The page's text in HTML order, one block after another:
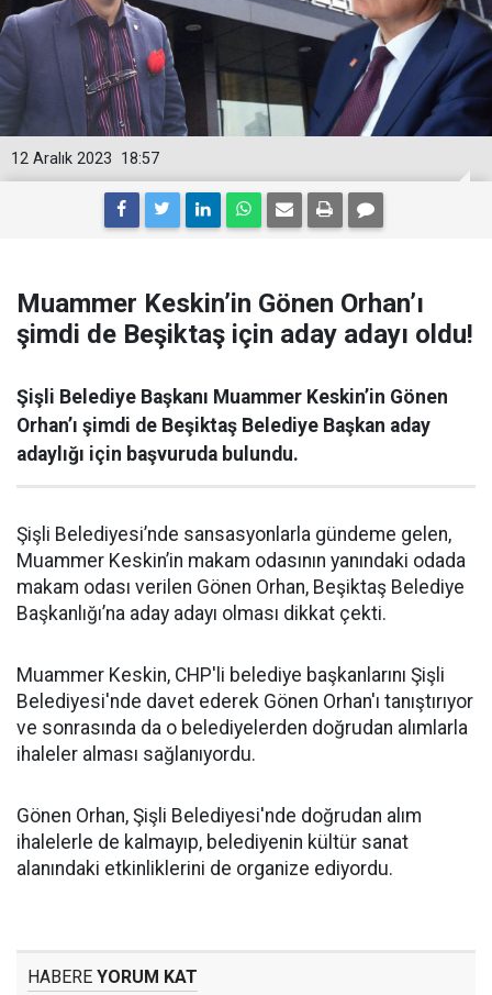
18:57
12 Aralık 2023
Muammer Keskin’in Gönen Orhan’ı
şimdi de Beşiktaş için aday adayı oldu!
Şişli Belediye Başkanı Muammer Keskin’in Gönen
Orhan’ı şimdi de Beşiktaş Belediye Başkan aday
adaylığı için başvuruda bulundu.
Şişli Belediyesi’nde sansasyonlarla gündeme gelen,
Muammer Keskin’in makam odasının yanındaki odada
makam odası verilen Gönen Orhan, Beşiktaş Belediye
Başkanlığı’na aday adayı olması dikkat çekti.
Muammer Keskin, CHP'li belediye başkanlarını Şişli
Belediyesi'nde davet ederek Gönen Orhan'ı tanıştırıyor
ve sonrasında da o belediyelerden doğrudan alımlarla
ihaleler alması sağlanıyordu.
Gönen Orhan, Şişli Belediyesi'nde doğrudan alım
ihalelerle de kalmayıp, belediyenin kültür sanat
alanındaki etkinliklerini de organize ediyordu.
HABERE YORUM KAT